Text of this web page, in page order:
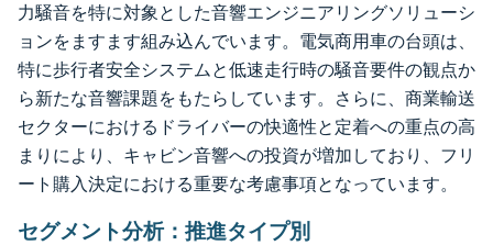
力騒音を特に対象とした音響エンジニアリングソリューシ
ョンをますます組み込んでいます。電気商用車の台頭は、
特に歩行者安全システムと低速走行時の騒音要件の観点か
ら新たな音響課題をもたらしています。さらに、商業輸送
セクターにおけるドライバーの快適性と定着への重点の高
まりにより、キャビン音響への投資が増加しており、フリ
ート購入決定における重要な考慮事項となっています。
セグメント分析：推進タイプ別